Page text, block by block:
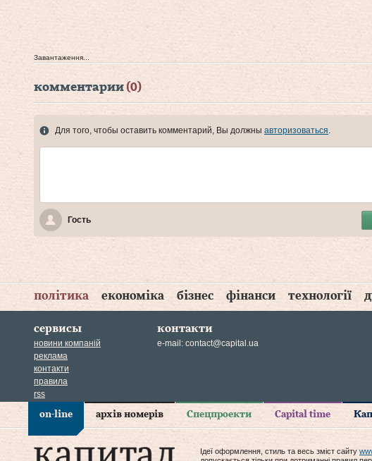
Завантаження...
комментарии (0)
Для того, чтобы оставить комментарий, Вы должны авторизоваться
Гость
політика економіка бізнес фінанси технології
сервисы
новини компаній
реклама
контакти
правила
rss
контакти
e-mail: contact@capital.ua
on-line архів номерів Спецпроекти Capital time
Ідеї оформлення, стиль та весь зміст сайту